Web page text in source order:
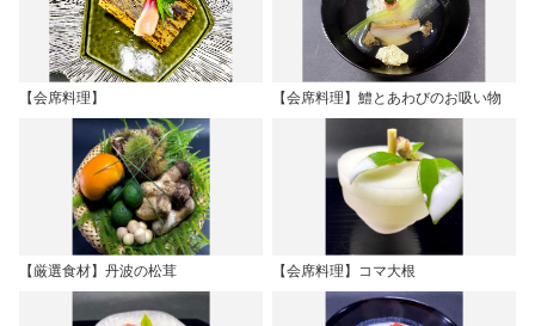
【会席料理】 【会席料理】鱧とあわびのお吸い物
【厳選食材】丹波の松茸 【会席料理】コマ大根